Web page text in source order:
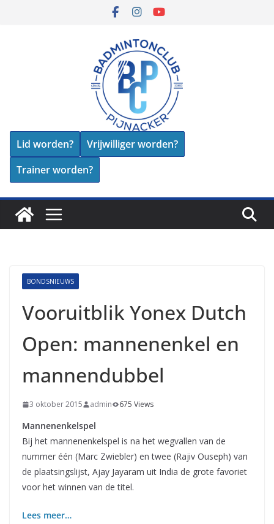
Lid worden?
Vrijwilliger worden?
Trainer worden?
BONDSNIEUWS
Vooruitblik Yonex Dutch
Open: mannenenkel en
mannendubbel
3 oktober 2015 admin 675 Views
Mannenenkelspel
Bij het mannenenkelspel is na het wegvallen van de
nummer één (Marc Zwiebler) en twee (Rajiv Ouseph) van
de plaatsingslijst, Ajay Jayaram uit India de grote favoriet
voor het winnen van de titel.
Lees meer…